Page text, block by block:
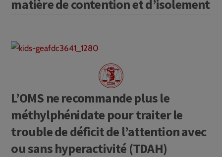
matière de contention et d’isolement
L’OMS ne recommande plus le
méthylphénidate pour traiter le
trouble de déficit de l’attention avec
ou sans hyperactivité (TDAH)